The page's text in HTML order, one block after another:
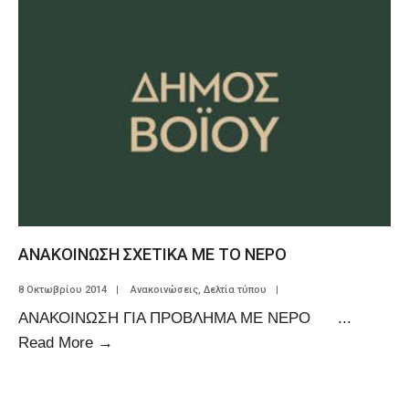
ΑΝΑΚΟΙΝΩΣΗ ΣΧΕΤΙΚΑ ΜΕ ΤΟ ΝΕΡΟ
8 Οκτωβρίου 2014 Ανακοινώσεις, Δελτία τύπου
ΑΝΑΚΟΙΝΩΣΗ ΓΙΑ ΠΡΟΒΛΗΜΑ ΜΕ ΝΕΡΟ ...
Read More →